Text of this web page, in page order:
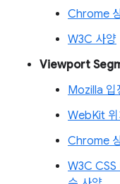
Chrome
W3C 사양
Viewport
Mozilla 입
WebKit 위
Chrome
W3C CSS